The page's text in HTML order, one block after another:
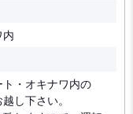
・オキナワ内の
し下さい。